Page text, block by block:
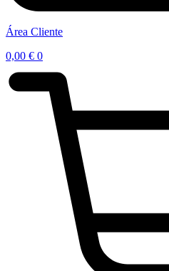
Área Cliente
0,00 € 0